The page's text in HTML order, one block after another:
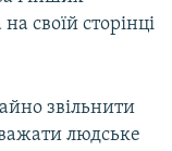
своїй сторінці
звільнити
людське